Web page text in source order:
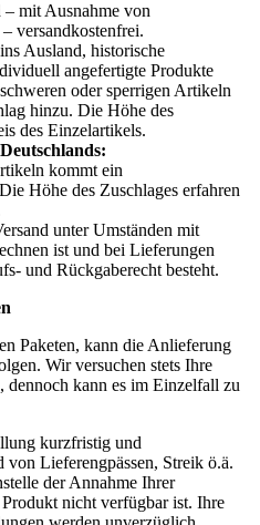
mit Ausnahme von
versandkostenfrei.
Ausland, historische
angefertigte Produkte
oder sperrigen Artikeln
hinzu. Die Höhe des
des Einzelartikels.
kommt ein
Höhe des Zuschlages erfahren
unter Umständen mit
ist und bei Lieferungen
und Rückgaberecht besteht.
Paketen, kann die Anlieferung
Wir versuchen stets Ihre
dennoch kann es im Einzelfall zu
kurzfristig und
Lieferengpässen, Streik ö.ä.
der Annahme Ihrer
nicht verfügbar ist. Ihre